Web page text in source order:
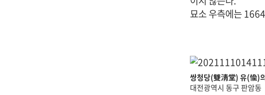
묘소 우측에는
쌍청당(雙淸堂) 유(愉)
대전광역시 동구 판암동